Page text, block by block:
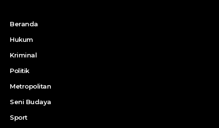
Beranda
Hukum
Kriminal
Politik
Metropolitan
Seni Budaya
Sport